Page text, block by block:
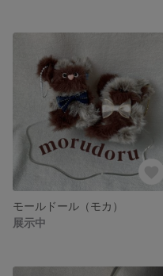
モールドール（モカ）
展示中